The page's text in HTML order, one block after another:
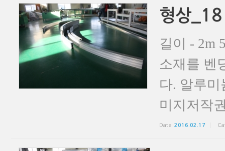
형상_18
길이 - 2m
소재를 벤
다. 알루
미지저작
Date 2016.02.17